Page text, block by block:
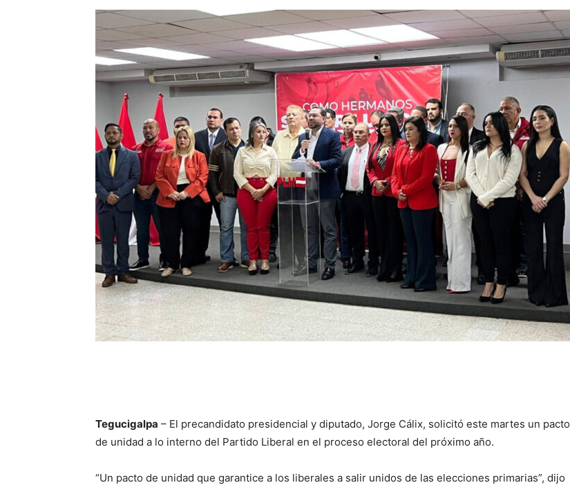
Tegucigalpa – El precandidato presidencial y diputado, Jorge Cálix, solicitó este martes un pacto
de unidad a lo interno del Partido Liberal en el proceso electoral del próximo año.
“Un pacto de unidad que garantice a los liberales a salir unidos de las elecciones primarias”, dijo